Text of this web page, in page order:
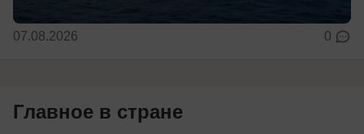
07.08.2026 0
Главное в стране